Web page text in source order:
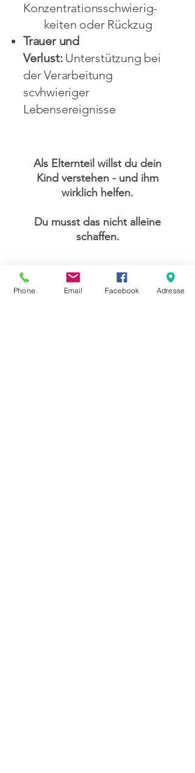
Konzentrationsschwierig-
keiten oder Rückzug
Trauer und
Verlust:Unterstützung bei
der Verarbeitung
scvhwieriger
Lebensereignisse
Als Elternteil willst du dein
Kind verstehen - und ihm
wirklich helfen.
Du musst das nicht alleine
schaffen.
Phone Email Facebook Adresse